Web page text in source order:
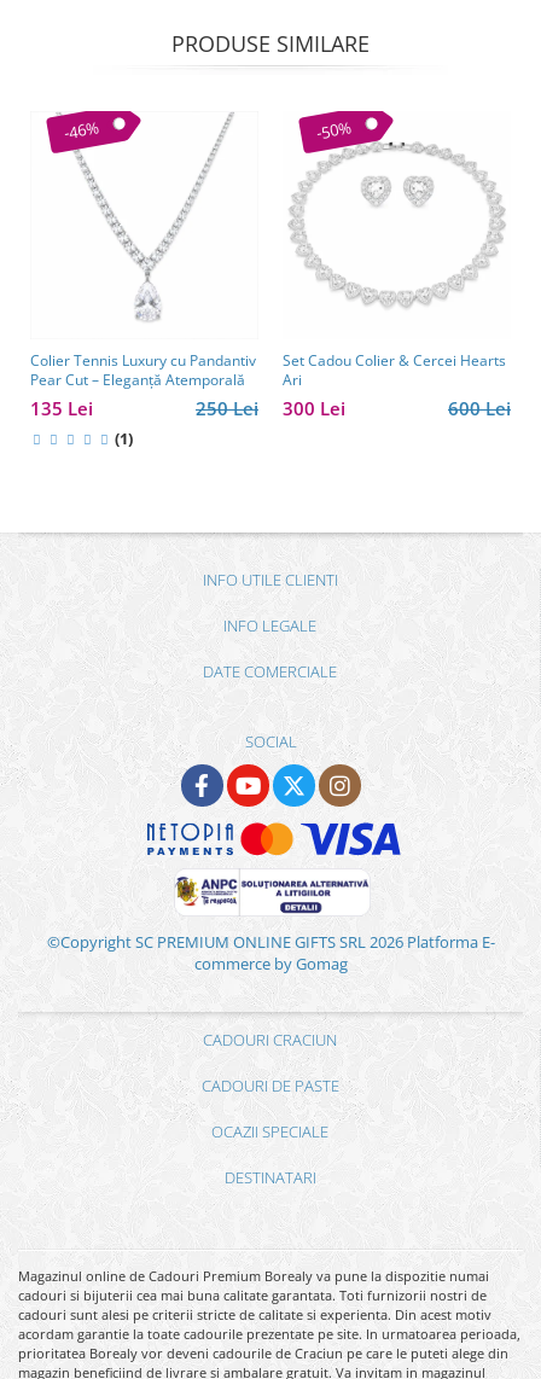
PRODUSE SIMILARE
-46%
Colier Tennis Luxury cu Pandantiv
Pear Cut – Eleganță Atemporală
250 Lei
135 Lei
(1)
-50%
Set Cadou Colier & Cercei Hearts
Ari
600 Lei
300 Lei
INFO UTILE CLIENTI
INFO LEGALE
DATE COMERCIALE
SOCIAL
©Copyright SC PREMIUM ONLINE GIFTS SRL 2026 Platforma E-
commerce by Gomag
CADOURI CRACIUN
CADOURI DE PASTE
OCAZII SPECIALE
DESTINATARI
Magazinul online de Cadouri Premium Borealy va pune la dispozitie numai
cadouri si bijuterii cea mai buna calitate garantata. Toti furnizorii nostri de
cadouri sunt alesi pe criterii stricte de calitate si experienta. Din acest motiv
acordam garantie la toate cadourile prezentate pe site. In urmatoarea perioada,
prioritatea Borealy vor deveni cadourile de Craciun pe care le puteti alege din
magazin beneficiind de livrare si ambalare gratuit. Va invitam in magazinul